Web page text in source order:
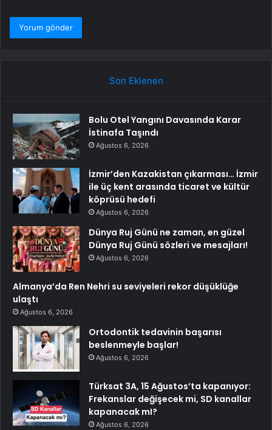
Son Eklenen
Bolu Otel Yangını Davasında Karar
İstinafa Taşındı
Ağustos 6, 2026
İzmir’den Kazakistan çıkarması… İzmir
ile üç kent arasında ticaret ve kültür
köprüsü hedefi
Ağustos 6, 2026
Dünya Ruj Günü ne zaman, en güzel
Dünya Ruj Günü sözleri ve mesajları!
Ağustos 6, 2026
Almanya’da Ren Nehri su seviyeleri rekor düşüklüğe
ulaştı
Ağustos 6, 2026
Ortodontik tedavinin başarısı
beslenmeyle başlar!
Ağustos 6, 2026
Türksat 3A, 15 Ağustos’ta kapanıyor:
Frekanslar değişecek mi, SD kanallar
kapanacak mI?
Ağustos 6, 2026